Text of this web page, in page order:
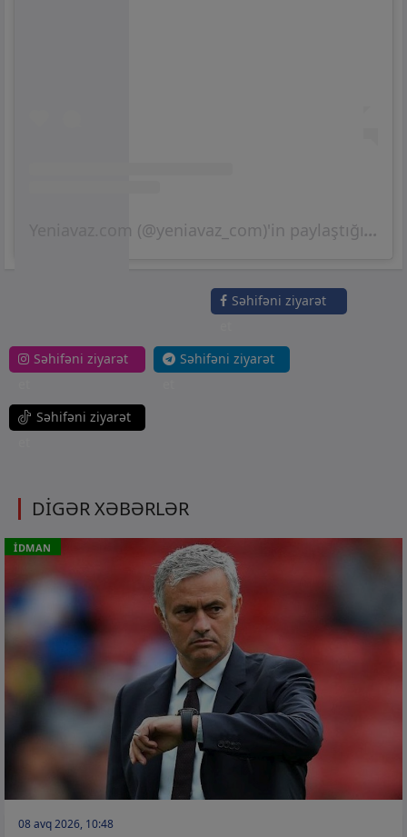
Yeniavaz.com (@yeniavaz_com)'in paylaştığı bir gönderi
Səhifəni ziyarət
Səhifəni ziyarət
Səhifəni ziyarət
Səhifəni ziyarət
DİGƏR XƏBƏRLƏR
İDMAN
08 avq 2026, 10:48